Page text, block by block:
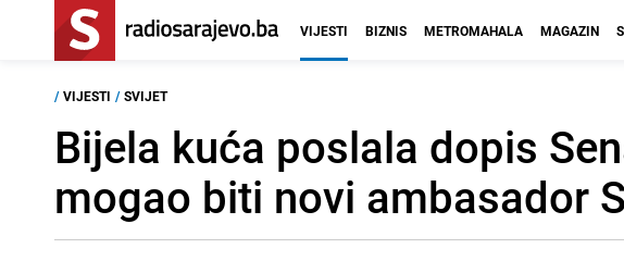
VIJESTI BIZNIS METROMAHALA MAGAZIN
/ VIJESTI / SVIJET
Bijela kuća poslala dopis
mogao biti novi ambasador